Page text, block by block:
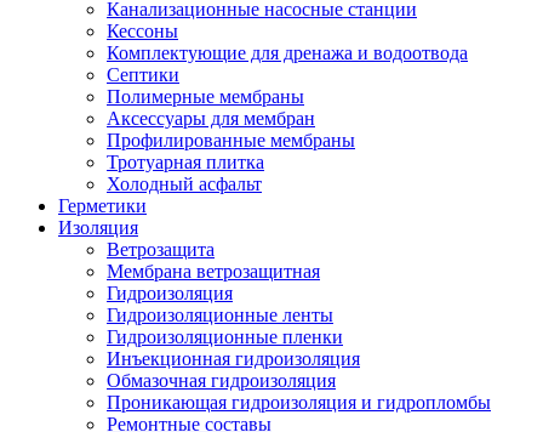
Канализационные насосные станции
Кессоны
Комплектующие для дренажа и водоотвода
Септики
Полимерные мембраны
Аксессуары для мембран
Профилированные мембраны
Тротуарная плитка
Холодный асфальт
Герметики
Изоляция
Ветрозащита
Мембрана ветрозащитная
Гидроизоляция
Гидроизоляционные ленты
Гидроизоляционные пленки
Инъекционная гидроизоляция
Обмазочная гидроизоляция
Проникающая гидроизоляция и гидропломбы
Ремонтные составы